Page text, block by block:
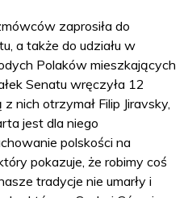
zaprosiła do
a także do udziału w
Polaków mieszkających
Senatu wręczyła 12
nich otrzymał Filip Jiravsky,
jest dla niego
polskości na
pokazuje, że robimy coś
tradycje nie umarły i